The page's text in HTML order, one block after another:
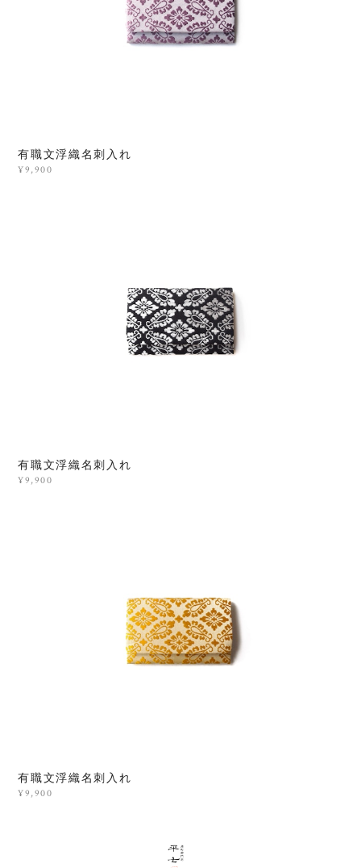
有職文浮織名刺入れ
¥9,900
有職文浮織名刺入れ
¥9,900
有職文浮織名刺入れ
¥9,900